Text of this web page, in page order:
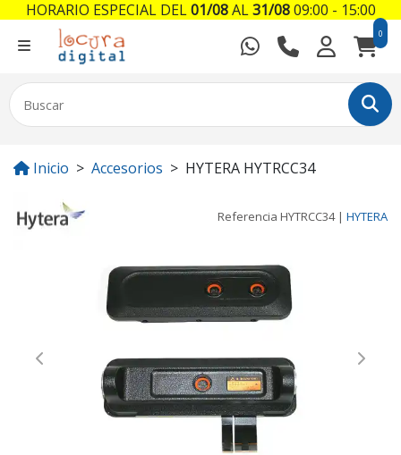
0
Inicio Accesorios HYTERA HYTRCC34
Referencia HYTRCC34| HYTERA
Previous Next
HORARIO ESPECIAL DEL01/08AL31/0809:00 - 15:00